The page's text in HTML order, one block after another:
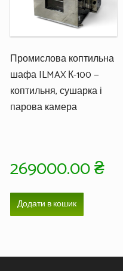
Промислова коптильна
шафа ILMAX К-100 —
коптильня, сушарка і
парова камера
269000.00₴
Додати в кошик